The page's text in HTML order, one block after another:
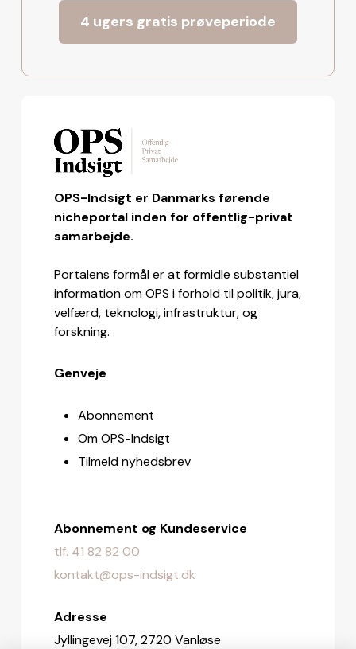
4 ugers gratis prøveperiode
OPS-Indsigt er Danmarks førende
nicheportal inden for offentlig-privat
samarbejde.
Portalens formål er at formidle substantiel
information om OPS i forhold til politik, jura,
velfærd, teknologi, infrastruktur, og
forskning.
Genveje
Abonnement
Om OPS-Indsigt
Tilmeld nyhedsbrev
Abonnement og Kundeservice
tlf. 41 82 82 00
kontakt@ops-indsigt.dk
Adresse
Jyllingevej 107, 2720 Vanløse